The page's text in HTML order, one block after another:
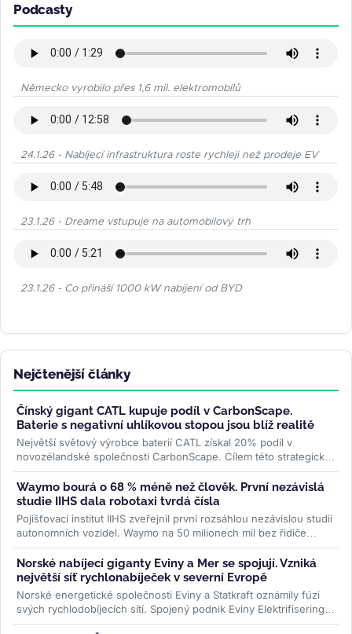
Podcasty
Německo vyrobilo přes 1,6 mil. elektromobilů
24.1.26 - Nabíjecí infrastruktura roste rychleji než prodeje EV
23.1.26 - Dreame vstupuje na automobilový trh
23.1.26 - Co přináší 1000 kW nabíjení od BYD
Nejčtenější články
Čínský gigant CATL kupuje podíl v CarbonScape.
Baterie s negativní uhlíkovou stopou jsou blíž realitě
Největší světový výrobce baterií CATL získal 20% podíl v
novozélandské společnosti CarbonScape. Cílem této strategické
investice je...>>
Waymo bourá o 68 % méně než člověk. První nezávislá
studie IIHS dala robotaxi tvrdá čísla
Pojišťovací institut IIHS zveřejnil první rozsáhlou nezávislou studii
autonomních vozidel. Waymo na 50 milionech mil bez řidiče
bouralo o...>>
Norské nabíjecí giganty Eviny a Mer se spojují. Vzniká
největší síť rychlonabíječek v severní Evropě
Norské energetické společnosti Eviny a Statkraft oznámily fúzi
svých rychlodobíjecích sítí. Spojený podnik Eviny Elektrifisering
bude mít...>>